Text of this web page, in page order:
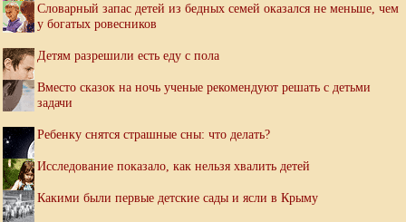
Словарный запас детей из бедных семей оказался не меньше, чем
у богатых ровесников
Детям разрешили есть еду с пола
Вместо сказок на ночь ученые рекомендуют решать с детьми
задачи
Ребенку снятся страшные сны: что делать?
Исследование показало, как нельзя хвалить детей
Какими были первые детские сады и ясли в Крыму